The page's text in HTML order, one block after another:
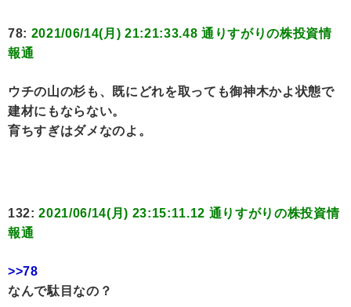
78: 2021/06/14(月) 21:21:33.48 通りすがりの株投資情
報通
ウチの山の杉も、既にどれを取っても御神木かよ状態で
建材にもならない。
育ちすぎはダメなのよ。
132:2021/06/14(月) 23:15:11.12 通りすがりの株投資情
報通
>>78
なんで駄目なの？